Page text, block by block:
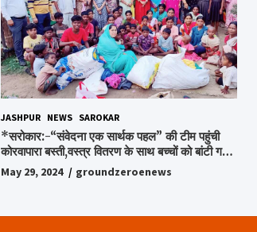
JASHPUR NEWS SAROKAR
*सरोकार:-“संवेदना एक सार्थक पहल” की टीम पहुंची
कोरवापारा बस्ती,वस्त्र वितरण के साथ बच्चों को बांटी गई
चॉकलेट, स्टेशनरी और बिस्किट,अपनों के बीच अपनों को
पाकर भाव विभोर हुए लोग,संवेदना समूह के संस्थापक
May 29, 2024 groundzeroenews